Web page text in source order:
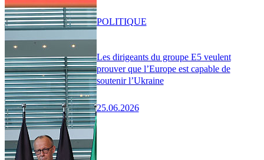
Les dirigeants du groupe E5 veulent
prouver que l’Europe est capable de
soutenir l’Ukraine
25.06.2026
POLITIQUE